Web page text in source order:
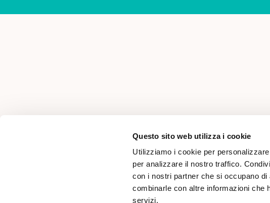
Questo sito web utilizza i cookie
Utilizziamo i cookie per
per analizzare il nostro traffico.
con i nostri partner che si occupano
combinarle con altre informazioni che
servizi.